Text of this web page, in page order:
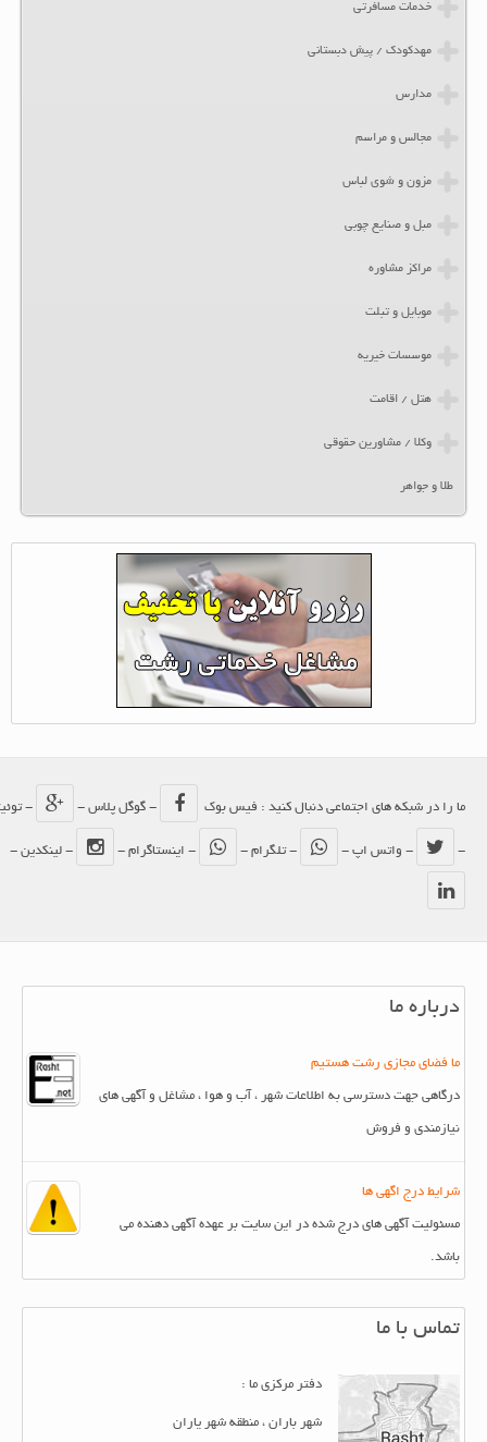
خدمات مسافرتی
مهدکودک / پیش دبستانی
مدارس
مجالس و مراسم
مزون و شوی لباس
مبل و صنایع چوبی
مراکز مشاوره
موبایل و تبلت
موسسات خیریه
هتل / اقامت
وکلا / مشاورین حقوقی
طلا و جواهر
ما را در شبکه های اجتماعی دنبال کنید : فیس بوک - گوگل پلاس - - توئیتر
- واتس اپ - - تلگرام - - اینستاگرام - - لینکدین -
درباره ما
ما فضای مجازی رشت هستیم
درگاهی جهت دسترسی به اطلاعات شهر ، آب و هوا ، مشاغل و آگهی های
نیازمندی و فروش
شرایط درج اگهی ها
مسئولیت آگهی های درج شده در این سایت بر عهده آگهی دهنده می
باشد.
تماس با ما
دفتر مرکزی ما :
شهر باران ، منطقه شهر یاران